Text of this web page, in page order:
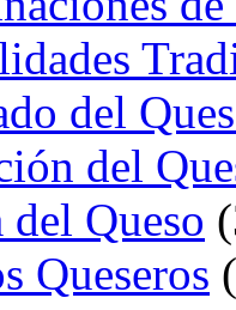
del
del
Queso
Queseros